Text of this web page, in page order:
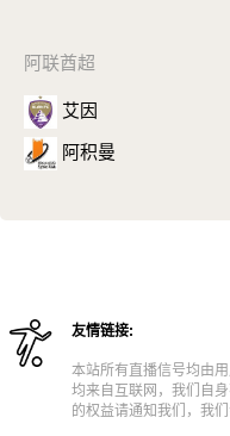
阿联酋超
艾因
阿积曼
友情链接:
本站所有直播信号均由
均来自互联网，我们自
的权益请通知我们，我们